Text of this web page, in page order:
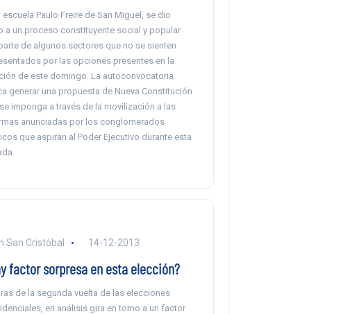
escuela Paulo Freire de San Miguel, se dio
a un proceso constituyente social y popular
de algunos sectores que no se sienten
por las opciones presentes en la
de este domingo. La autoconvocatoria
generar una propuesta de Nueva Constitución
imponga a través de la movilización a las
anunciadas por los conglomerados
que aspiran al Poder Ejecutivo durante esta
San Cristóbal 14-12-2013
factor sorpresa en esta elección?
de la segunda vuelta de las elecciones
en análisis gira en torno a un factor